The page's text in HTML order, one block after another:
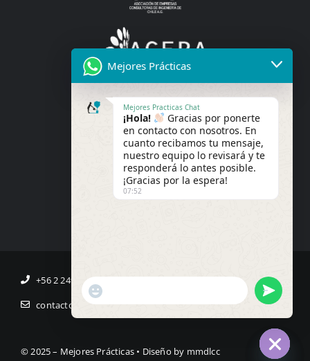
+56 2 2495 8672
+56 9 6208 3659
contacto@mejores-practicas.com
© 2025 – Mejores Prácticas • Diseño by mmdlcc
Mejores Prácticas
Mejores Practicas Chat
¡Hola!
Gracias por ponerte
en contacto con nosotros. En
cuanto recibamos tu mensaje,
nuestro equipo lo revisará y te
responderá lo antes posible.
¡Gracias por la espera!
07:52
"+chaty_settings.lang.emoji_picker+"
WhatsApp
Message
undefined